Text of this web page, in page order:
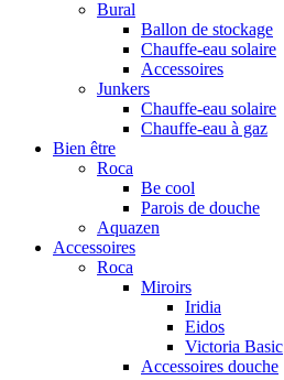
Bural
Ballon de stockage
Chauffe-eau solaire
Accessoires
Junkers
Chauffe-eau solaire
Chauffe-eau à gaz
Bien être
Roca
Be cool
Parois de douche
Aquazen
Accessoires
Roca
Miroirs
Iridia
Eidos
Victoria Basic
Accessoires douche